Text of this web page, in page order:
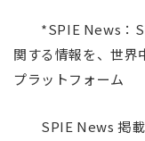
*SPIE News：
関する情報を、世界
プラットフォーム
SPIE News 掲載